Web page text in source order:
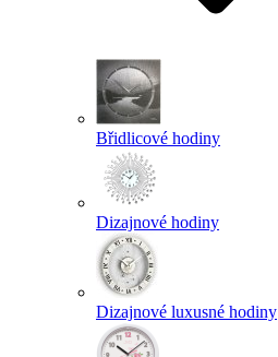
Břidlicové hodiny
Dizajnové hodiny
Dizajnové luxusné hodiny